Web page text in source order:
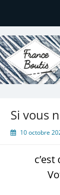
France
Le site de
Si vous
10 octobre